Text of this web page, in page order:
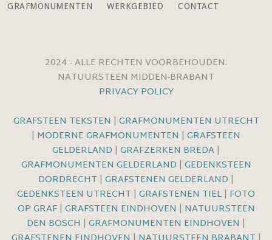
GRAFMONUMENTEN
WERKGEBIED CONTACT
2024 - ALLE RECHTEN VOORBEHOUDEN.
NATUURSTEEN MIDDEN-BRABANT
PRIVACY POLICY
GRAFSTEEN TEKSTEN | GRAFMONUMENTEN UTRECHT
| MODERNE GRAFMONUMENTEN | GRAFSTEEN
GELDERLAND | GRAFZERKEN BREDA|
GRAFMONUMENTEN GELDERLAND | GEDENKSTEEN
DORDRECHT | GRAFSTENEN GELDERLAND |
GEDENKSTEEN UTRECHT | GRAFSTENEN TIEL| FOTO
OP GRAF| GRAFSTEEN EINDHOVEN | NATUURSTEEN
DEN BOSCH | GRAFMONUMENTEN EINDHOVEN |